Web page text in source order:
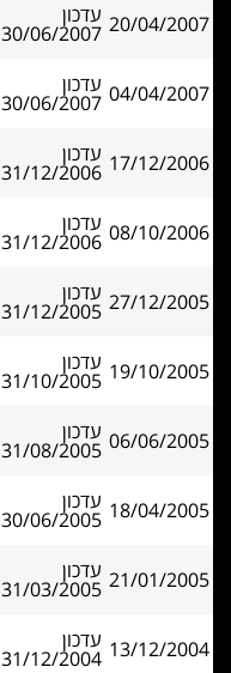
20/04/2007 עדכון
30/06/2007
04/04/2007 עדכון
30/06/2007
17/12/2006 עדכון
31/12/2006
08/10/2006 עדכון
31/12/2006
27/12/2005 עדכון
31/12/2005
19/10/2005 עדכון
31/10/2005
06/06/2005 עדכון
31/08/2005
18/04/2005 עדכון
30/06/2005
21/01/2005 עדכון
31/03/2005
13/12/2004 עדכון
31/12/2004